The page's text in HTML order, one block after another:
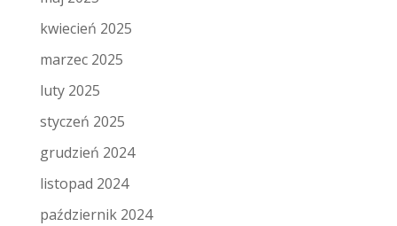
kwiecień 2025
marzec 2025
luty 2025
styczeń 2025
grudzień 2024
listopad 2024
październik 2024